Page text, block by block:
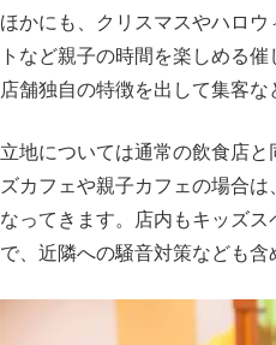
ほかにも、クリスマスやハロ
トなど親子の時間を楽しめる
店舗独自の特徴を出して集客な
立地については通常の飲食店
ズカフェや親子カフェの場合
なってきます。店内もキッズ
で、近隣への騒音対策なども含